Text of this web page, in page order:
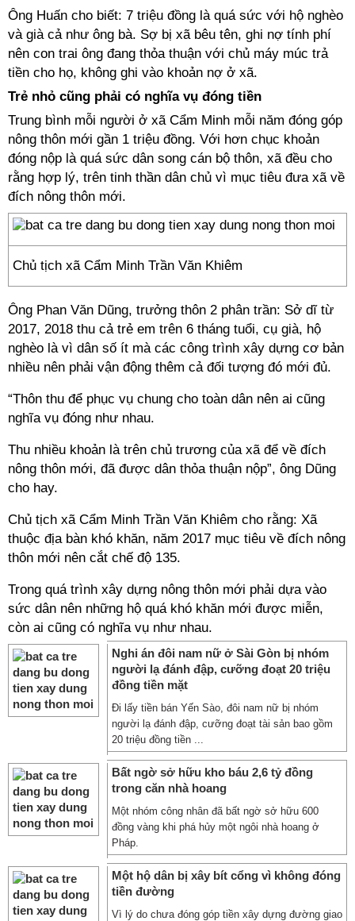
Ông Huấn cho biết: 7 triệu đồng là quá sức với hộ nghèo
và già cả như ông bà. Sợ bị xã bêu tên, ghi nợ tính phí
nên con trai ông đang thỏa thuận với chủ máy múc trả
tiền cho họ, không ghi vào khoản nợ ở xã.
Trẻ nhỏ cũng phải có nghĩa vụ đóng tiền
Trung bình mỗi người ở xã Cẩm Minh mỗi năm đóng góp
nông thôn mới gần 1 triệu đồng. Với hơn chục khoản
đóng nộp là quá sức dân song cán bộ thôn, xã đều cho
rằng hợp lý, trên tinh thần dân chủ vì mục tiêu đưa xã về
đích nông thôn mới.
Chủ tịch xã Cẩm Minh Trần Văn Khiêm
Ông Phan Văn Dũng, trưởng thôn 2 phân trần: Sở dĩ từ
2017, 2018 thu cả trẻ em trên 6 tháng tuổi, cụ già, hộ
nghèo là vì dân số ít mà các công trình xây dựng cơ bản
nhiều nên phải vận động thêm cả đối tượng đó mới đủ.
“Thôn thu để phục vụ chung cho toàn dân nên ai cũng
nghĩa vụ đóng như nhau.
Thu nhiều khoản là trên chủ trương của xã để về đích
nông thôn mới, đã được dân thỏa thuận nộp”, ông Dũng
cho hay.
Chủ tịch xã Cẩm Minh Trần Văn Khiêm cho rằng: Xã
thuộc địa bàn khó khăn, năm 2017 mục tiêu về đích nông
thôn mới nên cắt chế độ 135.
Trong quá trình xây dựng nông thôn mới phải dựa vào
sức dân nên những hộ quá khó khăn mới được miễn,
còn ai cũng có nghĩa vụ như nhau.
Nghi án đôi nam nữ ở Sài Gòn bị nhóm
người lạ đánh đập, cưỡng đoạt 20 triệu
đồng tiền mặt
Đi lấy tiền bán Yến Sào, đôi nam nữ bị nhóm
người lạ đánh đập, cưỡng đoạt tài sản bao gồm
20 triệu đồng tiền ...
Bất ngờ sở hữu kho báu 2,6 tỷ đồng
trong căn nhà hoang
Một nhóm công nhân đã bất ngờ sở hữu 600
đồng vàng khi phá hủy một ngôi nhà hoang ở
Pháp.
Một hộ dân bị xây bít cổng vì không đóng
tiền đường
Vì lý do chưa đóng góp tiền xây dựng đường giao